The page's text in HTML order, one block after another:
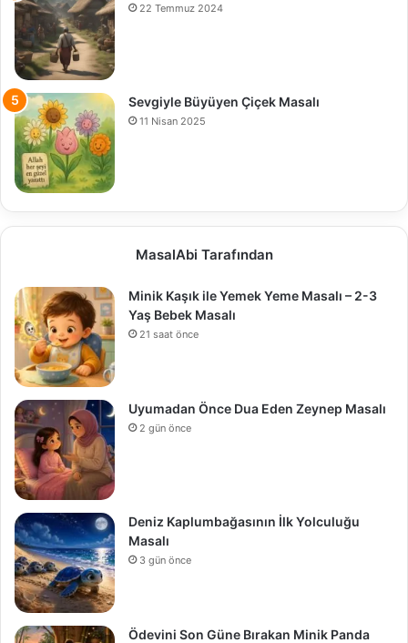
22 Temmuz 2024
Sevgiyle Büyüyen Çiçek Masalı
11 Nisan 2025
MasalAbi Tarafından
Minik Kaşık ile Yemek Yeme Masalı – 2-3
Yaş Bebek Masalı
21 saat önce
Uyumadan Önce Dua Eden Zeynep Masalı
2 gün önce
Deniz Kaplumbağasının İlk Yolculuğu
Masalı
3 gün önce
Ödevini Son Güne Bırakan Minik Panda